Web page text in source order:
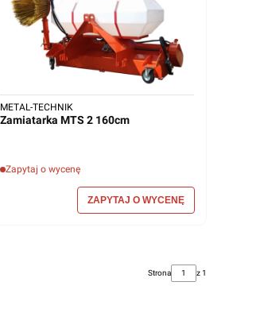
Zamiatarka MTS 2 160cm
Zapytaj o wycenę
METAL-TECHNIK
Strona z 1